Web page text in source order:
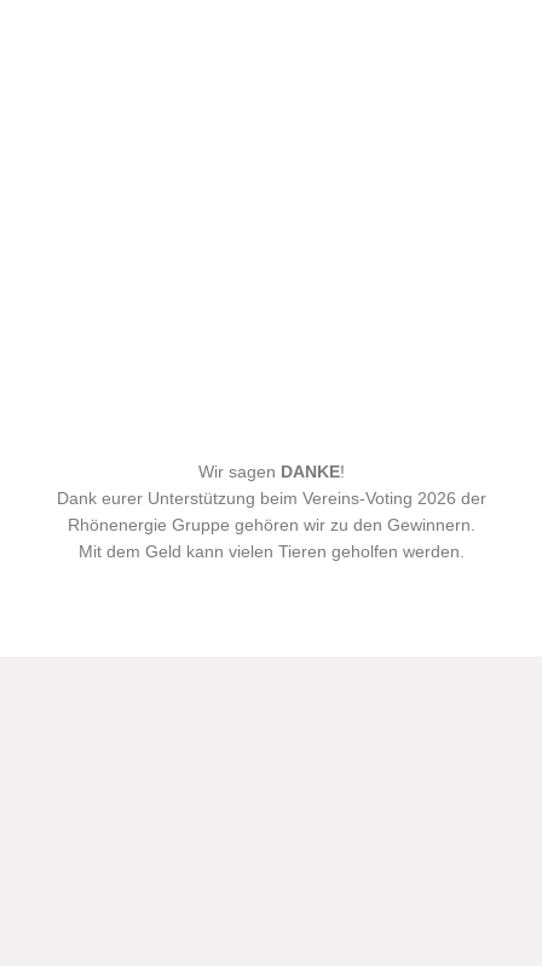
Wir sagen DANKE!
Dank eurer Unterstützung beim Vereins-Voting 2026 der
Rhönenergie Gruppe gehören wir zu den Gewinnern.
Mit dem Geld kann vielen Tieren geholfen werden.